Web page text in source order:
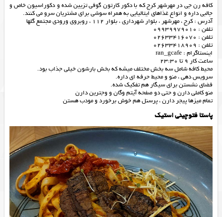
کافه رن جی در مهرشهر کرج که با دکور کارتون گوفی تزیین شده و دکوراسیون خاص و
جالبی داره و انواع غذاهای ایتالیایی به همراه سوشی برای مشتریان سرو می کنند.
آدرس : کرج ، مهرشهر ، بلوار شهرداری ، بلوار 112 ، روبروی ورودی مجتمع گلها
تلفن : 09939979010
تلفن : 02633416070
تلفن : 02633418909
اینستاگرام : ran_gcafe
ساعت کار 9 تا 23:30
محیط کافه شامل سه بخش مختلف میشه که بخش بارشون خیلی جذاب بود.
سرویس دهی ، منو و محیط حرفه ای داره.
فضای نشستن برای سیگار هم تفکیک شده.
منو کاملی دارن و حتی دو صفحه آیتم وگان و وجترین دارن
تمام میزها پیجر دارن ، پرسنل هم خوش برخورد و مودب هستن
پاستا فتوچینی استیک